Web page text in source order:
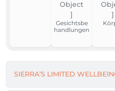
Gesichtsbe
handlungen
SIERRA’S LIMITED